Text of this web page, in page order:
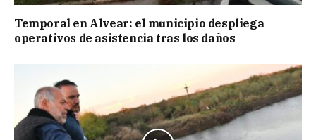
Temporal en Alvear: el municipio despliega
operativos de asistencia tras los daños